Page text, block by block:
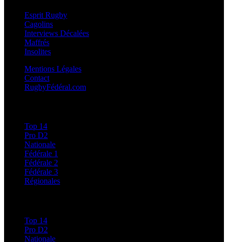
Esprit Rugby
Cagolins
Interviews Décalées
Maffrés
Insolites
Mentions Légales
Contact
RugbyFédéral.com
Top 14
Pro D2
Nationale
Fédérale 1
Fédérale 2
Fédérale 3
Régionales
Top 14
Pro D2
Nationale